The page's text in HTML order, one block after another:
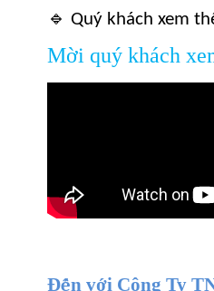
🔹 Quý khách xem
Mời quý khách
Đến với Công Ty